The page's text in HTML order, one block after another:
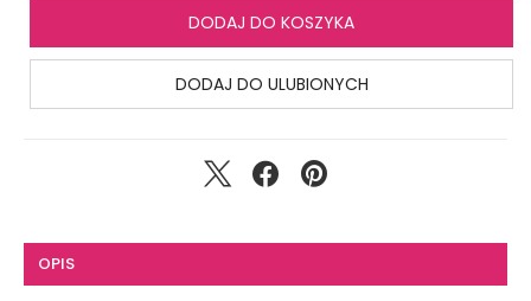
DODAJ DO KOSZYKA
DODAJ DO ULUBIONYCH
OPIS